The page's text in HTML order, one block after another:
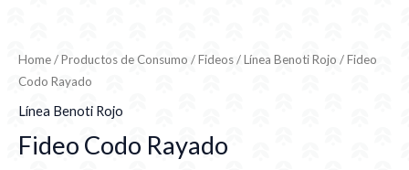
Home/Productos de Consumo /Fideos/Línea Benoti Rojo / Fideo
Codo Rayado
Línea Benoti Rojo
Fideo Codo Rayado